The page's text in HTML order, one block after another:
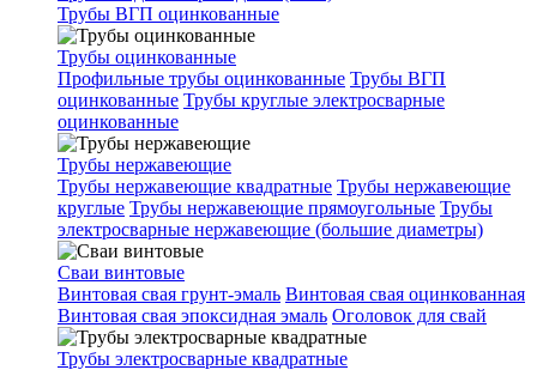
Трубы ВГП оцинкованные
Трубы оцинкованные
Профильные трубы оцинкованные Трубы ВГП
оцинкованные Трубы круглые электросварные
оцинкованные
Трубы нержавеющие
Трубы нержавеющие квадратные Трубы нержавеющие
круглые Трубы нержавеющие прямоугольные Трубы
электросварные нержавеющие (большие диаметры)
Сваи винтовые
Винтовая свая грунт-эмаль Винтовая свая оцинкованная
Винтовая свая эпоксидная эмаль Оголовок для свай
Трубы электросварные квадратные